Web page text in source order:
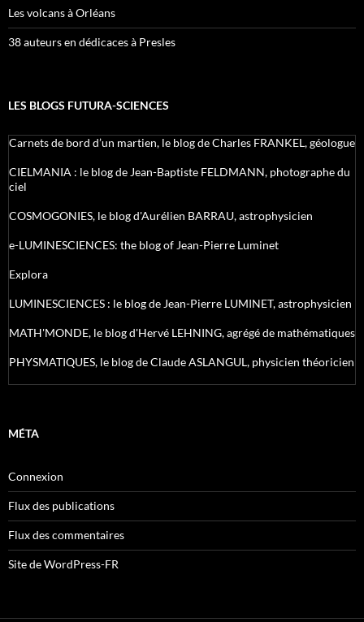
Les volcans à Orléans
38 auteurs en dédicaces à Presles
LES BLOGS FUTURA-SCIENCES
Carnets de bord d’un martien, le blog de Charles FRANKEL, géologue
CIELMANIA : le blog de Jean-Baptiste FELDMANN, photographe du
ciel
COSMOGONIES, le blog d'Aurélien BARRAU, astrophysicien
e-LUMINESCIENCES: the blog of Jean-Pierre Luminet
Explora
LUMINESCIENCES : le blog de Jean-Pierre LUMINET, astrophysicien
MATH'MONDE, le blog d'Hervé LEHNING, agrégé de mathématiques
PHYSMATIQUES, le blog de Claude ASLANGUL, physicien théoricien
MÉTA
Connexion
Flux des publications
Flux des commentaires
Site de WordPress-FR